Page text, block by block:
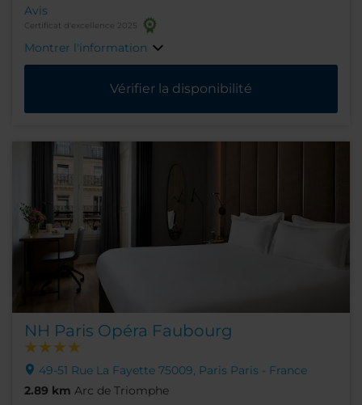
Avis
Certificat d'excellence 2025
Montrer l'information
Vérifier la disponibilité
NH Paris Opéra Faubourg
49-51 Rue La Fayette 75009, Paris Paris - France
2.89 km Arc de Triomphe